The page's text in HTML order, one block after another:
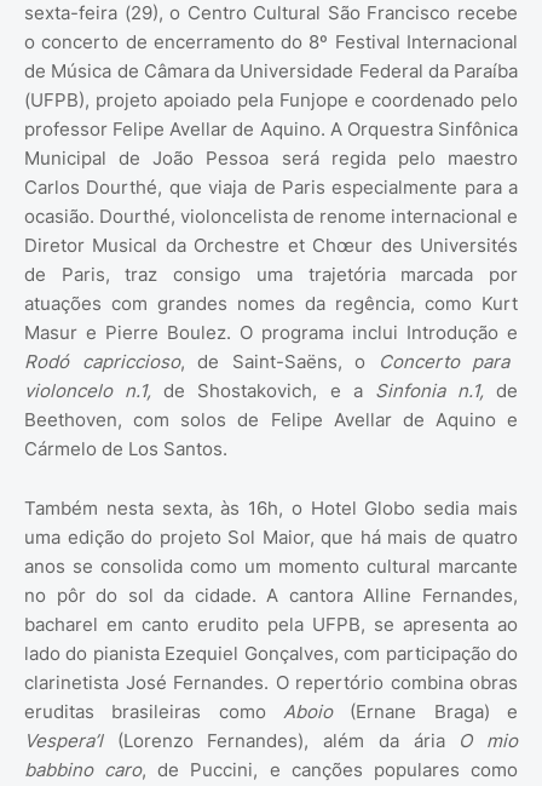
sexta-feira (29), o Centro Cultural São Francisco recebe
o concerto de encerramento do 8º Festival Internacional
de Música de Câmara da Universidade Federal da Paraíba
(UFPB), projeto apoiado pela Funjope e coordenado pelo
professor Felipe Avellar de Aquino. A Orquestra Sinfônica
Municipal de João Pessoa será regida pelo maestro
Carlos Dourthé, que viaja de Paris especialmente para a
ocasião. Dourthé, violoncelista de renome internacional e
Diretor Musical da Orchestre et Chœur des Universités
de Paris, traz consigo uma trajetória marcada por
atuações com grandes nomes da regência, como Kurt
Masur e Pierre Boulez. O programa inclui Introdução e
Rodó capriccioso, de Saint-Saëns, o Concerto para
violoncelo n.1, de Shostakovich, e a Sinfonia n.1, de
Beethoven, com solos de Felipe Avellar de Aquino e
Cármelo de Los Santos.
Também nesta sexta, às 16h, o Hotel Globo sedia mais
uma edição do projeto Sol Maior, que há mais de quatro
anos se consolida como um momento cultural marcante
no pôr do sol da cidade. A cantora Alline Fernandes,
bacharel em canto erudito pela UFPB, se apresenta ao
lado do pianista Ezequiel Gonçalves, com participação do
clarinetista José Fernandes. O repertório combina obras
eruditas brasileiras como Aboio(Ernane Braga) e
Vespera’l (Lorenzo Fernandes), além da ária O mio
babbino caro, de Puccini, e canções populares como